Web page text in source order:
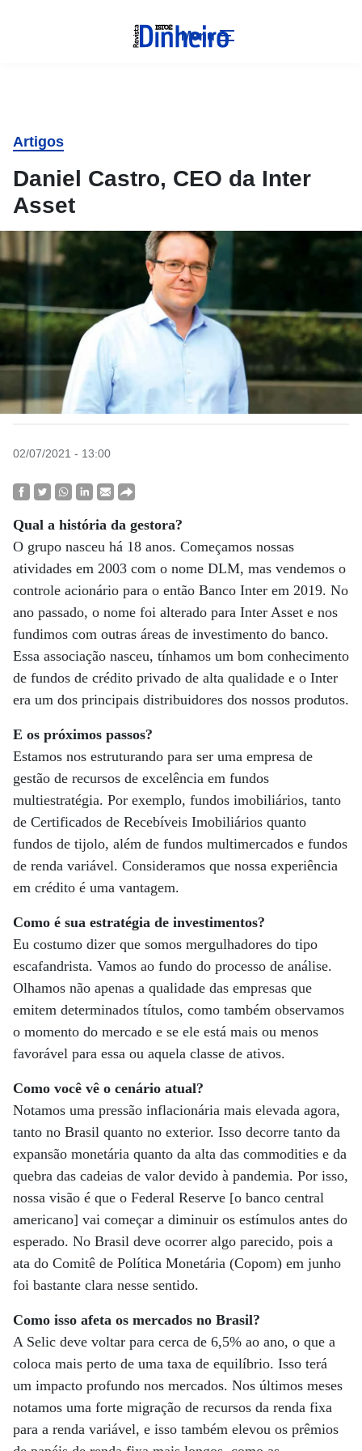
Menu
Artigos
Daniel Castro, CEO da Inter
Asset
02/07/2021 - 13:00
Qual a história da gestora?
O grupo nasceu há 18 anos. Começamos nossas
atividades em 2003 com o nome DLM, mas vendemos o
controle acionário para o então Banco Inter em 2019. No
ano passado, o nome foi alterado para Inter Asset e nos
fundimos com outras áreas de investimento do banco.
Essa associação nasceu, tínhamos um bom conhecimento
de fundos de crédito privado de alta qualidade e o Inter
era um dos principais distribuidores dos nossos produtos.
E os próximos passos?
Estamos nos estruturando para ser uma empresa de
gestão de recursos de excelência em fundos
multiestratégia. Por exemplo, fundos imobiliários, tanto
de Certificados de Recebíveis Imobiliários quanto
fundos de tijolo, além de fundos multimercados e fundos
de renda variável. Consideramos que nossa experiência
em crédito é uma vantagem.
Como é sua estratégia de investimentos?
Eu costumo dizer que somos mergulhadores do tipo
escafandrista. Vamos ao fundo do processo de análise.
Olhamos não apenas a qualidade das empresas que
emitem determinados títulos, como também observamos
o momento do mercado e se ele está mais ou menos
favorável para essa ou aquela classe de ativos.
Como você vê o cenário atual?
Notamos uma pressão inflacionária mais elevada agora,
tanto no Brasil quanto no exterior. Isso decorre tanto da
expansão monetária quanto da alta das commodities e da
quebra das cadeias de valor devido à pandemia. Por isso,
nossa visão é que o Federal Reserve [o banco central
americano] vai começar a diminuir os estímulos antes do
esperado. No Brasil deve ocorrer algo parecido, pois a
ata do Comitê de Política Monetária (Copom) em junho
foi bastante clara nesse sentido.
Como isso afeta os mercados no Brasil?
A Selic deve voltar para cerca de 6,5% ao ano, o que a
coloca mais perto de uma taxa de equilíbrio. Isso terá
um impacto profundo nos mercados. Nos últimos meses
notamos uma forte migração de recursos da renda fixa
para a renda variável, e isso também elevou os prêmios